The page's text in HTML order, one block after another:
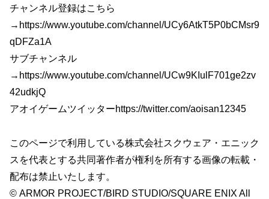
チャンネル登録はこちら
→https://www.youtube.com/channel/UCy6AtkT5P0bCMsr9
qDFZa1A
サブチャンネル
→https://www.youtube.com/channel/UCw9KIulF701ge2zv
42udkjQ
アオイゲームツイッターhttps://twitter.com/aoisan12345
このページで利用している株式会社スクウェア・エニック
スを代表とする共同著作者が権利を所有する画像の転載・
配布は禁止いたします。
© ARMOR PROJECT/BIRD STUDIO/SQUARE ENIX All